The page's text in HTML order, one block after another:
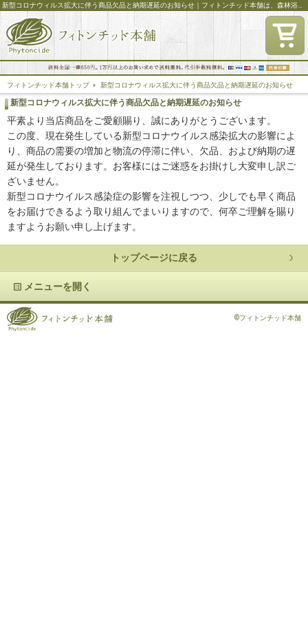
フィトンチッド本舗トップ 新型コロナウィルス拡大に伴う商品欠品と納期遅延のお知らせ
新型コロナウィルス拡大に伴う商品欠品と納期遅延のお知らせ
平素より当店商品をご愛顧賜り、誠にありがとうございます。
この度、現在発生している新型コロナウイルス感染拡大の影響によ
り、商品の需要の増加と物流の停滞に伴い、欠品、および納期の遅
延が発生しております。お客様にはご迷惑をお掛けし大変申し訳ご
ざいません。
新型コロナウイルス感染症の影響を注視しつつ、少しでも早く商品
をお届けできるよう取り組んでまいりますので、何卒ご理解を賜り
ますようお願い申し上げます。
トップページに戻る
メニューを開く
©フィトンチッド本舗